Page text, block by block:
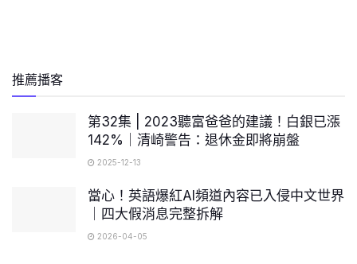
推薦播客
第32集 | 2023聽富爸爸的建議！白銀已漲
142%｜清崎警告：退休金即將崩盤
2025-12-13
當心！英語爆紅AI頻道內容已入侵中文世界
｜四大假消息完整拆解
2026-04-05